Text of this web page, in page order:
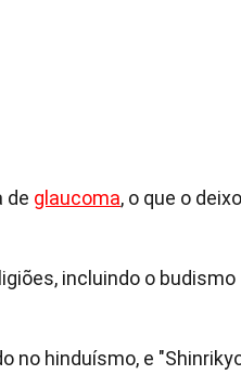
de glaucoma, o que o
incluindo o budismo
no hinduísmo, e